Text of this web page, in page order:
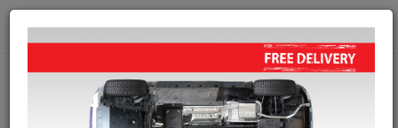
info@piastraparamotore.com